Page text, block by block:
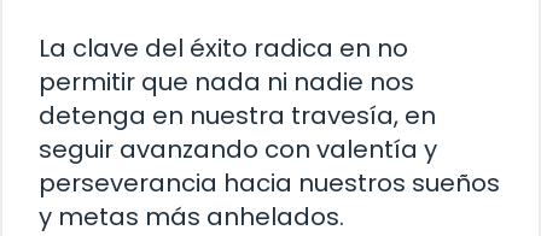
La clave del éxito radica en no
permitir que nada ni nadie nos
detenga en nuestra travesía, en
seguir avanzando con valentía y
perseverancia hacia nuestros sueños
y metas más anhelados.